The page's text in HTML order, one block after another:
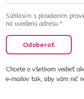
Súhlasím s posielaním
na uvedenú adresu.*
Odoberať
Chcete o všetkom vedieť
e‑mailov tak, aby vám nič